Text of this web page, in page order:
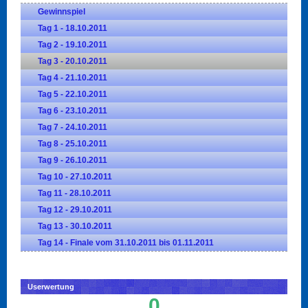
Gewinnspiel
Tag 1 - 18.10.2011
Tag 2 - 19.10.2011
Tag 3 - 20.10.2011
Tag 4 - 21.10.2011
Tag 5 - 22.10.2011
Tag 6 - 23.10.2011
Tag 7 - 24.10.2011
Tag 8 - 25.10.2011
Tag 9 - 26.10.2011
Tag 10 - 27.10.2011
Tag 11 - 28.10.2011
Tag 12 - 29.10.2011
Tag 13 - 30.10.2011
Tag 14 - Finale vom 31.10.2011 bis 01.11.2011
Userwertung